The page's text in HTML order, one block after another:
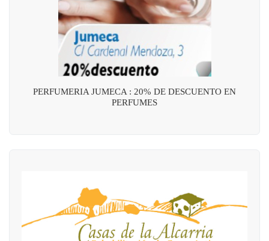
PERFUMERIA JUMECA : 20% DE DESCUENTO EN
PERFUMES